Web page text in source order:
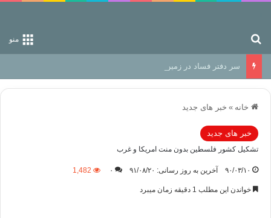
منو
سر دفتر فساد در زمین‌، دوری وکناره‌گیری از راه خداست‌!
خانه » خبر های جدید
خبر های جدید
تشکیل کشور فلسطین بدون منت امریکا و غرب
۹۰/۰۳/۱۰ آخرین به روز رسانی: ۹۱/۰۸/۲۰ ۰ 1,482
خواندن این مطلب 1 دقیقه زمان میبرد